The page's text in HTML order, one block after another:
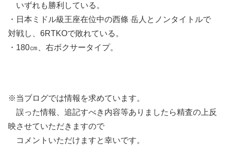
いずれも勝利している。
・日本ミドル級王座在位中の西條 岳人とノンタイトルで
対戦し、6RTKOで敗れている。
・180㎝、右ボクサータイプ。
※当ブログでは情報を求めています。
誤った情報、追記すべき内容等ありましたら精査の上反
映させていただきますので
コメントいただけますと幸いです。